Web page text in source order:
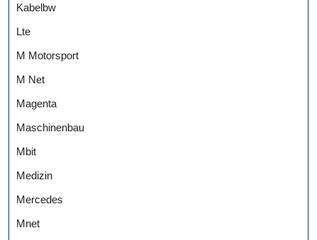
Kabelbw
Lte
M Motorsport
M Net
Magenta
Maschinenbau
Mbit
Medizin
Mercedes
Mnet